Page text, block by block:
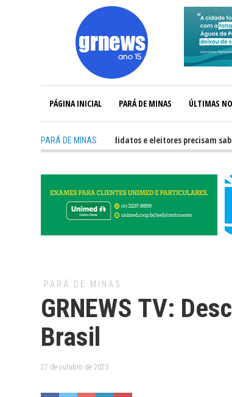
PÁGINA INICIAL PARÁ DE MINAS ÚLTIMAS
PARÁ DE MINAS
GRNEWS TV: O que candidatos e eleitores precisam saber
PARÁ DE MINAS
GRNEWS TV:
Brasil
27 de outubro de 2023